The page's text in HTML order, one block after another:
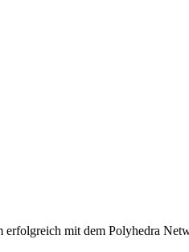
mit dem Polyhedra